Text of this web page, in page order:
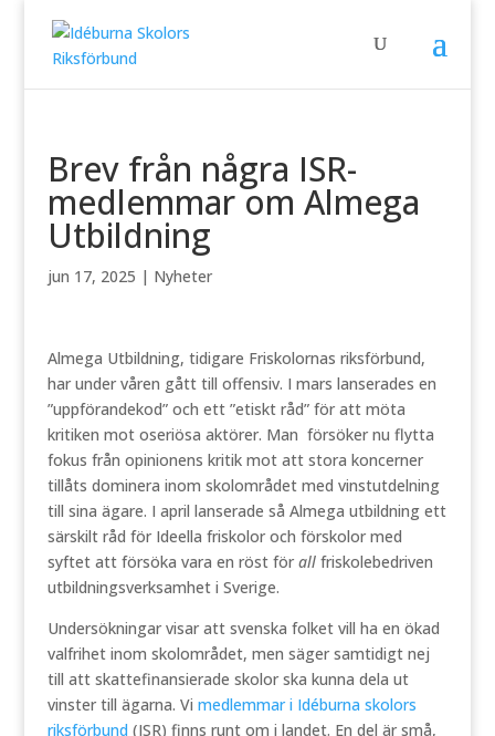
Brev från några ISR-
medlemmar om Almega
Utbildning
jun 17, 2025 | Nyheter
Almega Utbildning, tidigare Friskolornas riksförbund,
har under våren gått till offensiv. I mars lanserades en
”uppförandekod” och ett ”etiskt råd” för att möta
kritiken mot oseriösa aktörer. Man försöker nu flytta
fokus från opinionens kritik mot att stora koncerner
tillåts dominera inom skolområdet med vinstutdelning
till sina ägare. I april lanserade så Almega utbildning ett
särskilt råd för Ideella friskolor och förskolor med
syftet att försöka vara en röst för allfriskolebedriven
utbildningsverksamhet i Sverige.
Undersökningar visar att svenska folket vill ha en ökad
valfrihet inom skolområdet, men säger samtidigt nej
till att skattefinansierade skolor ska kunna dela ut
vinster till ägarna. Vi medlemmar i Idéburna skolors
riksförbund (ISR) finns runt om i landet. En del är små,